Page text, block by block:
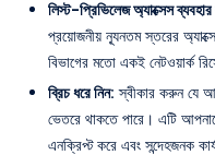
লিস্ট-প্রিভিলেজ অ্যাক্সেস
প্রয়োজনীয় ন্যূনতম স্তরের
বিভাগের মতো একই নেটওয়ার্ক
ব্রিচ ধরে নিন: স্বীকার করুন যে
ভেতরে থাকতে পারে। এটি
এনক্রিপ্ট করে এবং সন্দেহজনক